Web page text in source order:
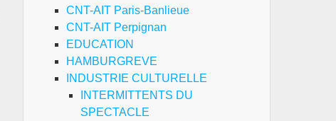
CNT-AIT Paris-Banlieue
CNT-AIT Perpignan
EDUCATION
HAMBURGREVE
INDUSTRIE CULTURELLE
INTERMITTENTS DU
SPECTACLE